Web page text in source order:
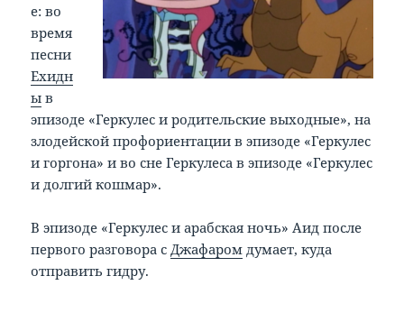
е: во
время
песни
Ехидн
ы в
эпизоде «Геркулес и родительские выходные», на
злодейской профориентации в эпизоде «Геркулес
и горгона» и во сне Геркулеса в эпизоде «Геркулес
и долгий кошмар».
В эпизоде «Геркулес и арабская ночь» Аид после
первого разговора с Джафаром думает, куда
отправить гидру.